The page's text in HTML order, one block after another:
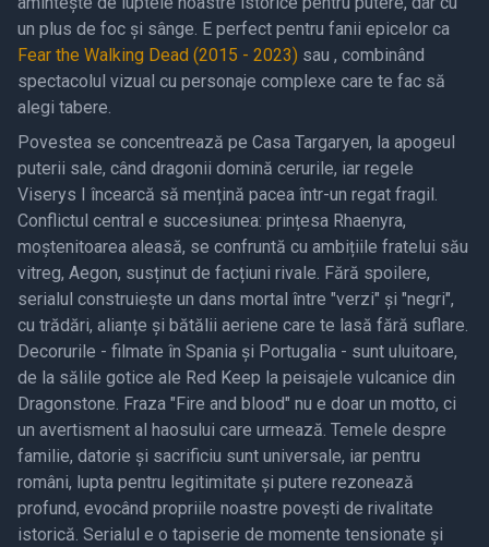
un plus de foc și sânge. E perfect pentru fanii epicelor ca
Fear the Walking Dead (2015 - 2023) sau , combinând
spectacolul vizual cu personaje complexe care te fac să
alegi tabere.
Povestea se concentrează pe Casa Targaryen, la apogeul
puterii sale, când dragonii domină cerurile, iar regele
Viserys I încearcă să mențină pacea într-un regat fragil.
Conflictul central e succesiunea: prințesa Rhaenyra,
moștenitoarea aleasă, se confruntă cu ambițiile fratelui său
vitreg, Aegon, susținut de facțiuni rivale. Fără spoilere,
serialul construiește un dans mortal între "verzi" și "negri",
cu trădări, alianțe și bătălii aeriene care te lasă fără suflare.
Decorurile - filmate în Spania și Portugalia - sunt uluitoare,
de la sălile gotice ale Red Keep la peisajele vulcanice din
Dragonstone. Fraza "Fire and blood" nu e doar un motto, ci
un avertisment al haosului care urmează. Temele despre
familie, datorie și sacrificiu sunt universale, iar pentru
români, lupta pentru legitimitate și putere rezonează
profund, evocând propriile noastre povești de rivalitate
istorică. Serialul e o tapiserie de momente tensionate și